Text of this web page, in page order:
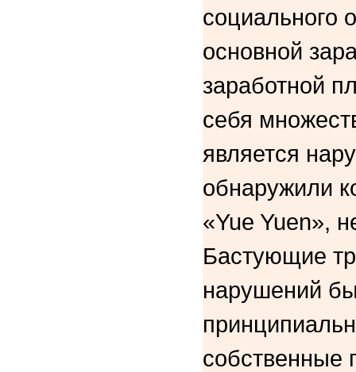
социального
основной
заработной
себя
является
обнаружили
«Yue Yuen»,
Бастующие
нарушений
собственные